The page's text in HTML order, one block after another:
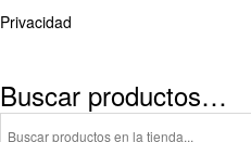
Privacidad
Buscar productos…